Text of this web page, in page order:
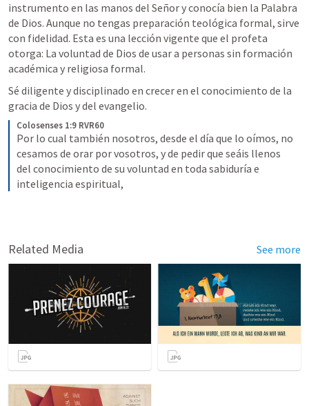
instrumento en las manos del Señor y conocía bien la Palabra
de Dios. Aunque no tengas preparación teológica formal, sirve
con fidelidad. Esta es una lección vigente que el profeta
otorga: La voluntad de Dios de usar a personas sin formación
académica y religiosa formal.
Sé diligente y disciplinado en crecer en el conocimiento de la
gracia de Dios y del evangelio.
Colosenses 1:9 RVR60
Por lo cual también nosotros, desde el día que lo oímos, no
cesamos de orar por vosotros, y de pedir que seáis llenos
del conocimiento de su voluntad en toda sabiduría e
inteligencia espiritual,
Related Media See more